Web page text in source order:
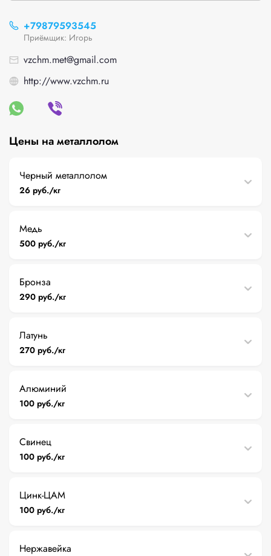
+79879593545
Приёмщик: Игорь
vzchm.met@gmail.com
http://www.vzchm.ru
Цены на металлолом
Черный металлолом
26 руб./кг
Медь
500 руб./кг
Бронза
290 руб./кг
Латунь
270 руб./кг
Алюминий
100 руб./кг
Свинец
100 руб./кг
Цинк-ЦАМ
100 руб./кг
Нержавейка